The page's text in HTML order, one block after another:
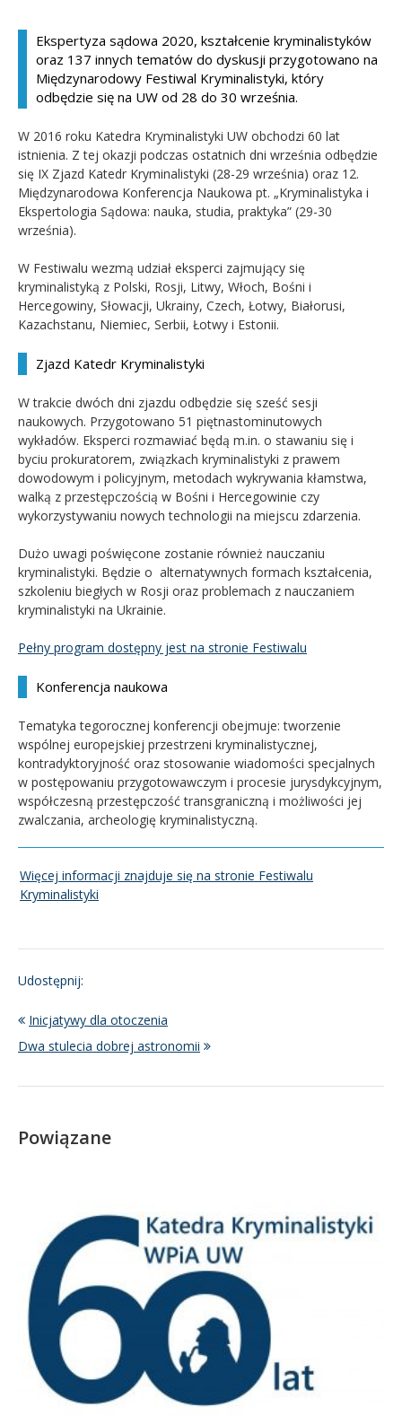
Kandydat
Absolwent
Ekspertyza sądowa 2020, kształcenie kryminalistyków
oraz 137 innych tematów do dyskusji przygotowano na
Międzynarodowy Festiwal Kryminalistyki, który
odbędzie się na UW od 28 do 30 września.
W 2016 roku Katedra Kryminalistyki UW obchodzi 60 lat
istnienia. Z tej okazji podczas ostatnich dni września odbędzie
się IX Zjazd Katedr Kryminalistyki (28-29 września) oraz 12.
Międzynarodowa Konferencja Naukowa pt. „Kryminalistyka i
Ekspertologia Sądowa: nauka, studia, praktyka” (29-30
września).
W Festiwalu wezmą udział eksperci zajmujący się
kryminalistyką z Polski, Rosji, Litwy, Włoch, Bośni i
Hercegowiny, Słowacji, Ukrainy, Czech, Łotwy, Białorusi,
Kazachstanu, Niemiec, Serbii, Łotwy i Estonii.
Zjazd Katedr Kryminalistyki
W trakcie dwóch dni zjazdu odbędzie się sześć sesji
naukowych. Przygotowano 51 piętnastominutowych
wykładów. Eksperci rozmawiać będą m.in. o stawaniu się i
byciu prokuratorem, związkach kryminalistyki z prawem
dowodowym i policyjnym, metodach wykrywania kłamstwa,
walką z przestępczością w Bośni i Hercegowinie czy
wykorzystywaniu nowych technologii na miejscu zdarzenia.
Dużo uwagi poświęcone zostanie również nauczaniu
kryminalistyki. Będzie o alternatywnych formach kształcenia,
szkoleniu biegłych w Rosji oraz problemach z nauczaniem
kryminalistyki na Ukrainie.
Pełny program dostępny jest na stronie Festiwalu
Konferencja naukowa
Tematyka tegorocznej konferencji obejmuje: tworzenie
wspólnej europejskiej przestrzeni kryminalistycznej,
kontradyktoryjność oraz stosowanie wiadomości specjalnych
w postępowaniu przygotowawczym i procesie jurysdykcyjnym,
współczesną przestępczość transgraniczną i możliwości jej
zwalczania, archeologię kryminalistyczną.
Więcej informacji znajduje się na stronie Festiwalu
Kryminalistyki
Udostępnij:
Inicjatywy dla otoczenia
Dwa stulecia dobrej astronomii
Powiązane